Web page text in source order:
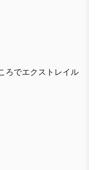
ろでエクストレイル